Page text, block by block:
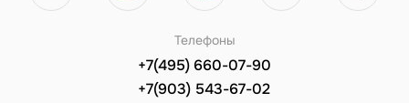
Телефоны
+7(495) 660-07-90
+7(903) 543-67-02